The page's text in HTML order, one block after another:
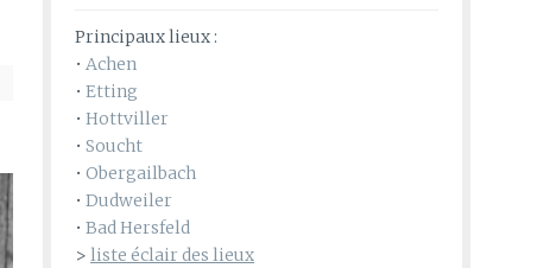
Principaux lieux :
• Achen
• Etting
• Hottviller
• Soucht
• Obergailbach
• Dudweiler
• Bad Hersfeld
> liste éclair des lieux